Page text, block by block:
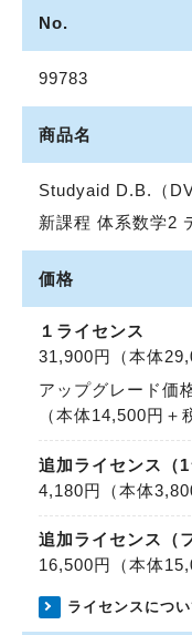
No.
99783
商品名
Studyaid D.B.（
新課程 体系数学2
価格
１ライセンス
31,900円
（本体
アップグレード価
（本体14,500円＋
追加ライセンス（1
4,180円
（本体
追加ライセンス（
16,500円
（本体
ライセンスにつ